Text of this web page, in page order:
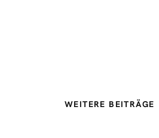
WEITERE BEITRÄGE